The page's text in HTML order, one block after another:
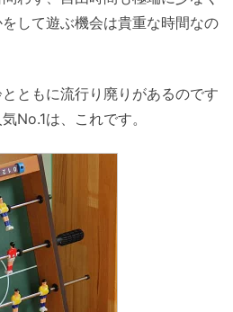
して遊ぶ機会は貴重な時間なの
ともに流行り廃りがあるのです
No.1は、これです。